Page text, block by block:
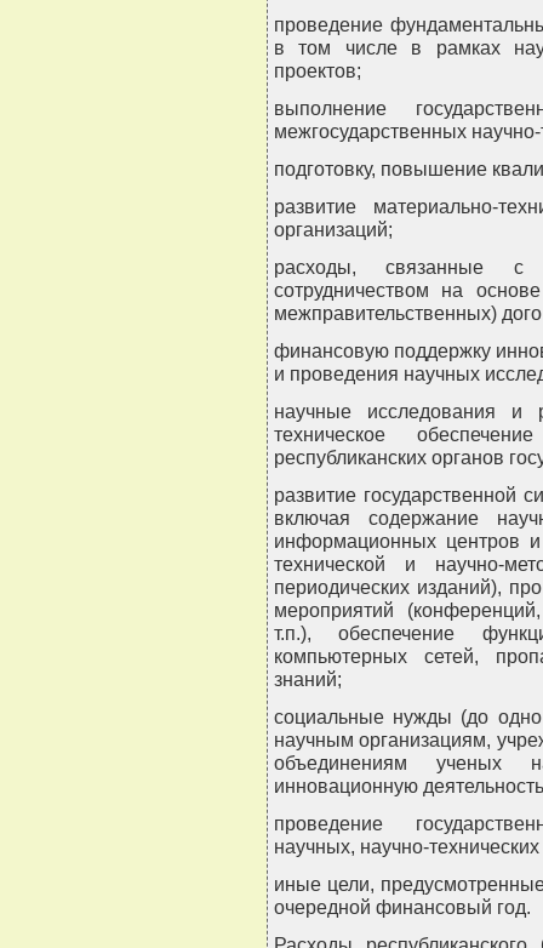
проведение
в том числе в рамках
проектов;
выполнение
межгосударственных
подготовку, повышение
развитие материально-
организаций;
расходы, связанные с
сотрудничеством на
межправительственных)
финансовую поддержку
и проведения научных
научные исследования и
техническое
республиканских органов
развитие государственной
включая содержание
информационных центров
технической и научно-
периодических изданий),
мероприятий
т.п.), обеспечение
компьютерных сетей,
знаний;
социальные нужды (до
научным организациям,
объединениям ученых
инновационную
проведение
научных, научно-
иные цели,
очередной финансовый год.